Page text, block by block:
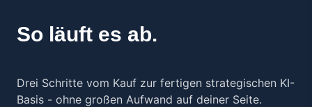
So läuft es ab.
Drei Schritte vom Kauf zur fertigen strategischen KI-
Basis - ohne großen Aufwand auf deiner Seite.